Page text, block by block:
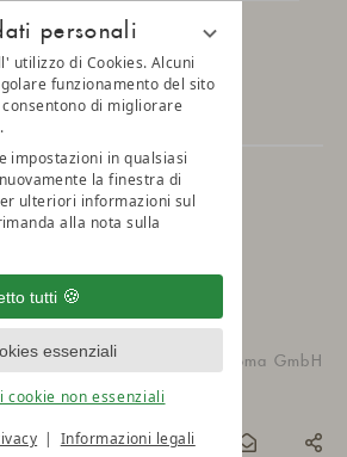
personali
utilizzo di Cookies. Alcuni
funzionamento del sito
di migliorare
impostazioni in qualsiasi
la finestra di
ulteriori informazioni sul
alla nota sulla
tutti
essenziali
cookie non essenziali
Informazioni legali
vioma GmbH
Wellnessresort
della privacy